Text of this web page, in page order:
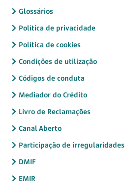
Glossários
Política de privacidade
Política de cookies
Condições de utilização
Códigos de conduta
Mediador do Crédito
Livro de Reclamações
Canal Aberto
Participação de irregularidades
DMIF
EMIR